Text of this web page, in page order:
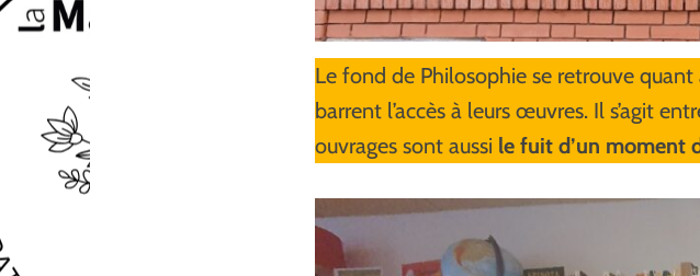
Le fond de Philosophie se retrouve quant
barrent l’accès à leurs œuvres. Il s’agit
ouvrages sont aussi le fuit d’un moment